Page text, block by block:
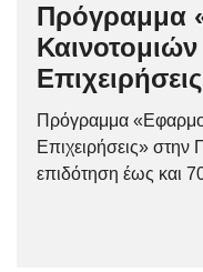
Πρόγραμμα
Πρόγραμμα
Επιχειρήσεις» στην
επιδότηση έως και